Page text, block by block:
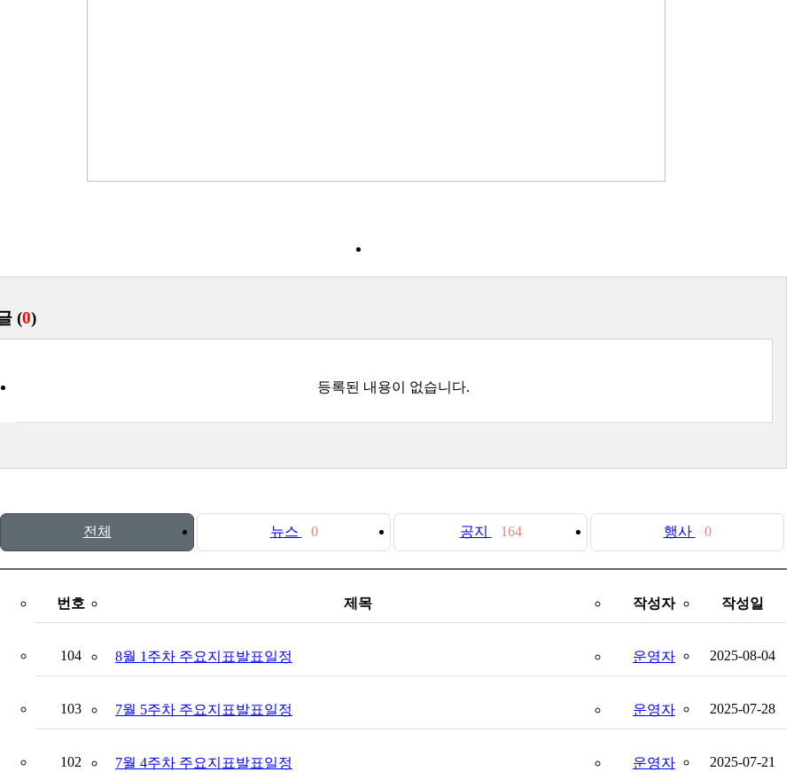
(0)
등록된 내용이 없습니다.
전체 뉴스 0 공지 164 행사 0
번호 제목 작성자 작성일
104 8월 1주차 주요지표발표일정 운영자 2025-08-04
103 7월 5주차 주요지표발표일정 운영자 2025-07-28
102 7월 4주차 주요지표발표일정 운영자 2025-07-21